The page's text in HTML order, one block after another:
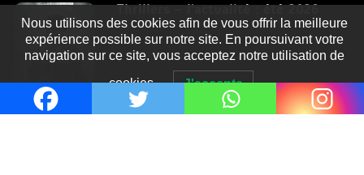
Thrillers – l’actualité : été 2026
0
Nous utilisons des cookies afin de vous offrir la meilleure
expérience possible sur notre site. En poursuivant votre
navigation sur ce site, vous acceptez notre utilisation de
cookies. J'accepte